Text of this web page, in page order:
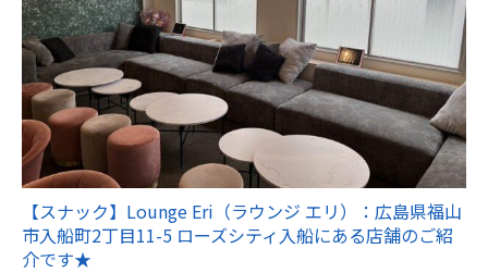
【スナック】Lounge Eri（ラウンジ エリ）：広島県福山
市入船町2丁目11-5 ローズシティ入船にある店舗のご紹
介です★